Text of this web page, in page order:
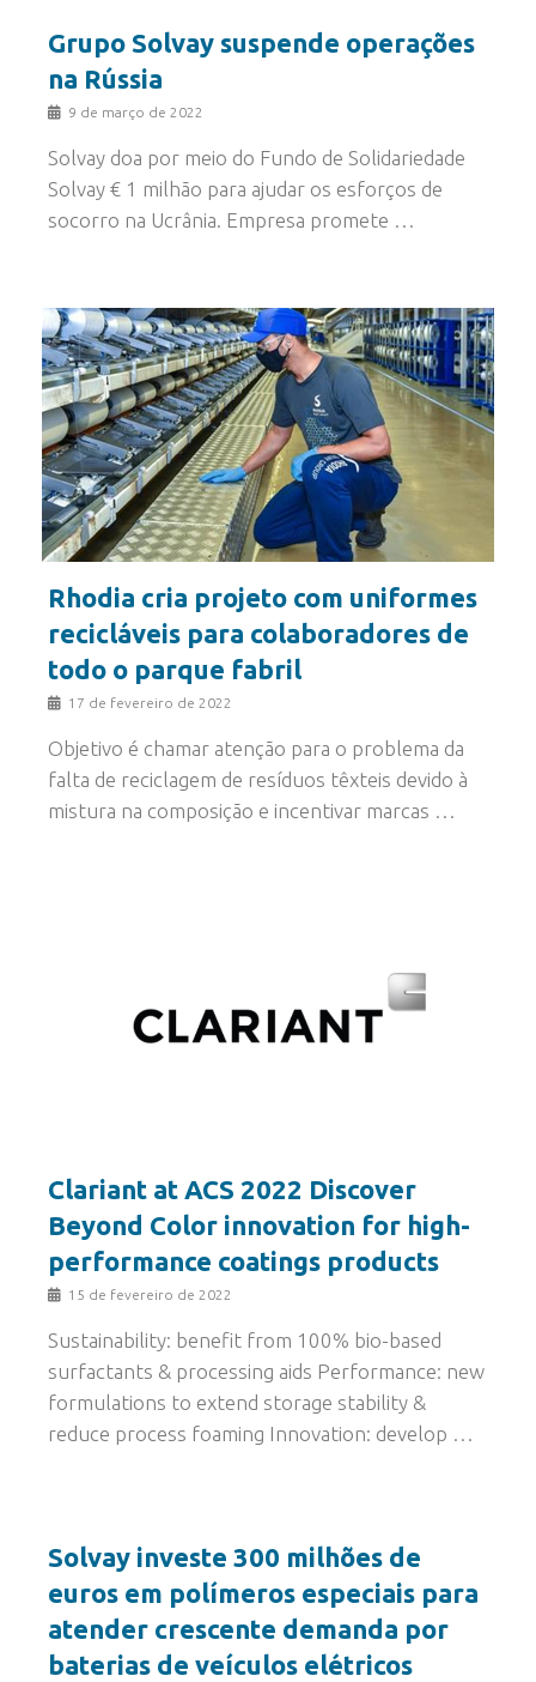
Grupo Solvay suspende operações
na Rússia
9 de março de 2022
Solvay doa por meio do Fundo de Solidariedade
Solvay € 1 milhão para ajudar os esforços de
socorro na Ucrânia. Empresa promete …
Rhodia cria projeto com uniformes
recicláveis para colaboradores de
todo o parque fabril
17 de fevereiro de 2022
Objetivo é chamar atenção para o problema da
falta de reciclagem de resíduos têxteis devido à
mistura na composição e incentivar marcas …
Clariant at ACS 2022 Discover
Beyond Color innovation for high-
performance coatings products
15 de fevereiro de 2022
Sustainability: benefit from 100% bio-based
surfactants & processing aids Performance: new
formulations to extend storage stability &
reduce process foaming Innovation: develop …
Solvay investe 300 milhões de
euros em polímeros especiais para
atender crescente demanda por
baterias de veículos elétricos